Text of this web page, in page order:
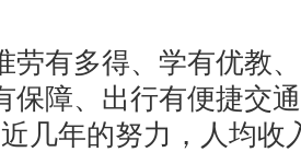
有多得、学有优教、
保障、出行有便捷交
几年的努力，人均收